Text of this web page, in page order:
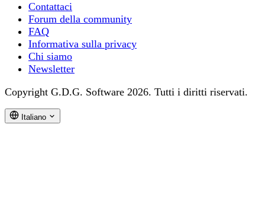
Contattaci
Forum della community
FAQ
Informativa sulla privacy
Chi siamo
Newsletter
Copyright G.D.G. Software 2026. Tutti i diritti riservati.
Italiano